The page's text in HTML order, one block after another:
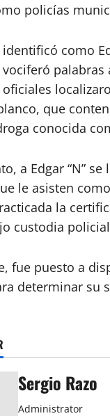
policías
como
palabras
que
conocida
a Edgar “N”
le asisten
la
custodia
fue puesto a
determinar su
Sergio Razo
Administrator